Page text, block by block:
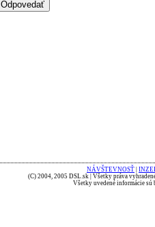
NÁVŠTEVNOSŤ
(C) 2004, 2005 DSL.sk | Všetky práva
Všetky uvedené informácie sú